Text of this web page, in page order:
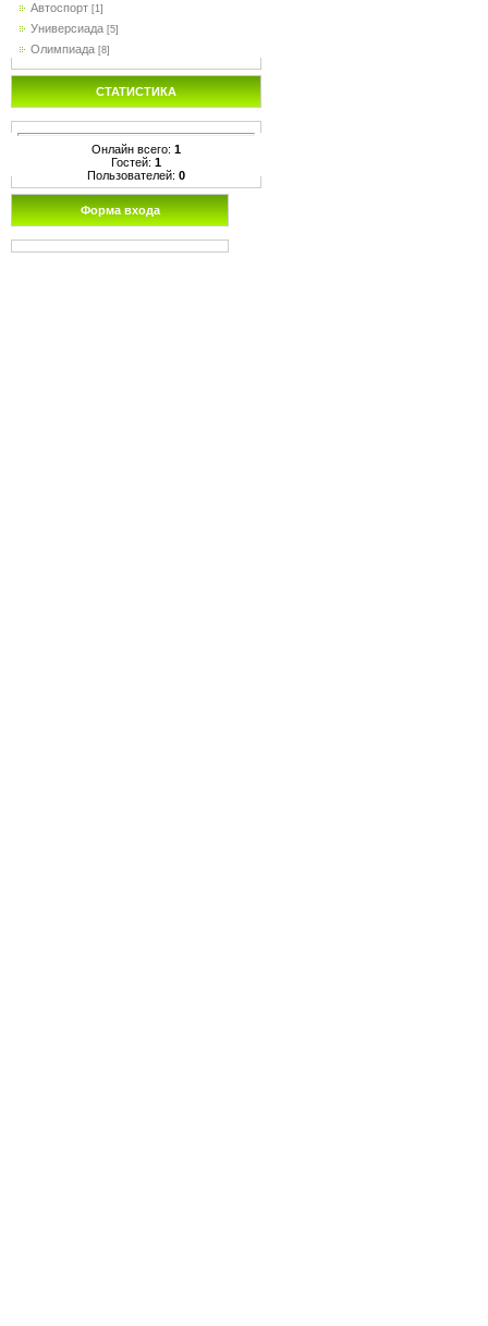
Автоспорт [1]
Универсиада [5]
Олимпиада [8]
СТАТИСТИКА
Онлайн всего: 1
Гостей: 1
Пользователей: 0
Форма входа